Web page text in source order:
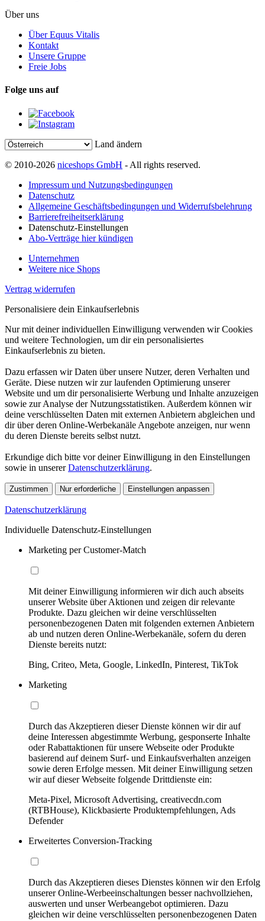
Über uns
Über Equus Vitalis
Kontakt
Unsere Gruppe
Freie Jobs
Folge uns auf
Land ändern
© 2010-2026 niceshops GmbH - All rights reserved.
Impressum und Nutzungsbedingungen
Datenschutz
Allgemeine Geschäftsbedingungen und Widerrufsbelehrung
Barrierefreiheitserklärung
Datenschutz-Einstellungen
Abo-Verträge hier kündigen
Unternehmen
Weitere nice Shops
Vertrag widerrufen
Personalisiere dein Einkaufserlebnis
Nur mit deiner individuellen Einwilligung verwenden wir Cookies
und weitere Technologien, um dir ein personalisiertes
Einkaufserlebnis zu bieten.
Dazu erfassen wir Daten über unsere Nutzer, deren Verhalten und
Geräte. Diese nutzen wir zur laufenden Optimierung unserer
Website und um dir personalisierte Werbung und Inhalte anzuzeigen
sowie zur Analyse der Nutzungsstatistiken. Außerdem können wir
deine verschlüsselten Daten mit externen Anbietern abgleichen und
dir über deren Online-Werbekanäle Angebote anzeigen, nur wenn
du deren Dienste bereits selbst nutzt.
Erkundige dich bitte vor deiner Einwilligung in den Einstellungen
sowie in unsererDatenschutzerklärung.
Zustimmen Nur erforderliche Einstellungen anpassen
Datenschutzerklärung
Individuelle Datenschutz-Einstellungen
Marketing per Customer-Match
Mit deiner Einwilligung informieren wir dich auch abseits
unserer Website über Aktionen und zeigen dir relevante
Produkte. Dazu gleichen wir deine verschlüsselten
personenbezogenen Daten mit folgenden externen Anbietern
ab und nutzen deren Online-Werbekanäle, sofern du deren
Dienste bereits nutzt:
Bing, Criteo, Meta, Google, LinkedIn, Pinterest, TikTok
Marketing
Durch das Akzeptieren dieser Dienste können wir dir auf
deine Interessen abgestimmte Werbung, gesponserte Inhalte
oder Rabattaktionen für unsere Webseite oder Produkte
basierend auf deinem Surf- und Einkaufsverhalten anzeigen
sowie deren Erfolge messen. Mit deiner Einwilligung setzen
wir auf dieser Webseite folgende Drittdienste ein:
Meta-Pixel, Microsoft Advertising, creativecdn.com
(RTBHouse), Klickbasierte Produktempfehlungen, Ads
Defender
Erweitertes Conversion-Tracking
Durch das Akzeptieren dieses Dienstes können wir den Erfolg
unserer Online-Werbeeinschaltungen besser nachvollziehen,
auswerten und unser Werbeangebot optimieren. Dazu
gleichen wir deine verschlüsselten personenbezogenen Daten